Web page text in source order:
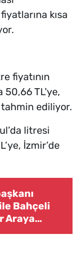
kısa
fiyatının
50,66 TL'ye,
tahmin ediliyor.
litresi
İzmir’de
Bahçeli
Araya